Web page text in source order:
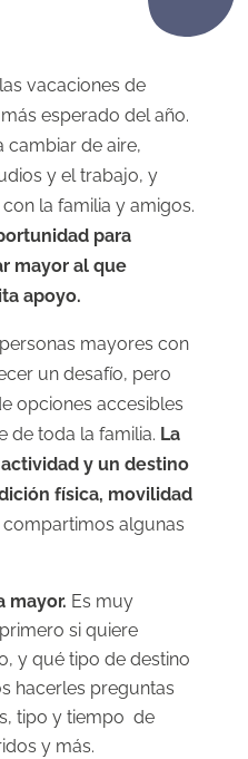
vacaciones de
esperado del año.
cambiar de aire,
y el trabajo, y
la familia y amigos.
para
mayor al que
apoyo.
mayores con
un desafío, pero
opciones accesibles
de toda la familia. La
y un destino
física, movilidad
algunas
mayor. Es muy
si quiere
y qué tipo de destino
hacerles preguntas
tipo y tiempo de
y más.